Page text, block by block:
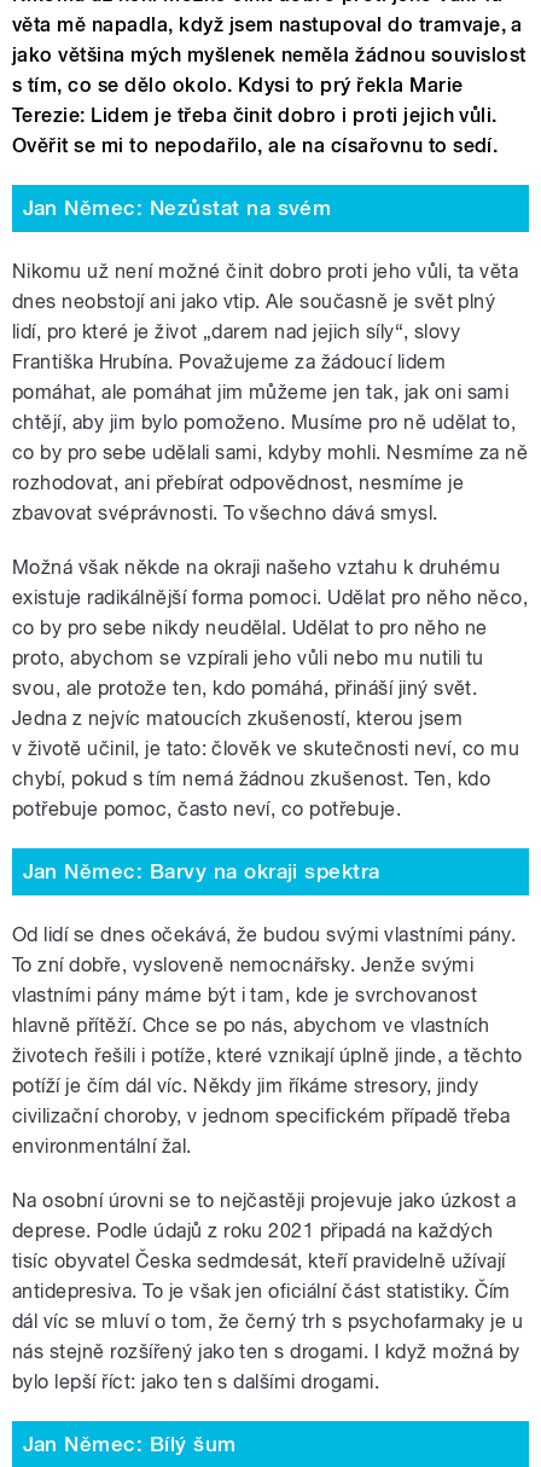
věta mě napadla, když jsem nastupoval do tramvaje, a
jako většina mých myšlenek neměla žádnou souvislost
s tím, co se dělo okolo. Kdysi to prý řekla Marie
Terezie: Lidem je třeba činit dobro i proti jejich vůli.
Ověřit se mi to nepodařilo, ale na císařovnu to sedí.
Jan Němec: Nezůstat na svém
Nikomu už není možné činit dobro proti jeho vůli, ta věta
dnes neobstojí ani jako vtip. Ale současně je svět plný
lidí, pro které je život „darem nad jejich síly“, slovy
Františka Hrubína. Považujeme za žádoucí lidem
pomáhat, ale pomáhat jim můžeme jen tak, jak oni sami
chtějí, aby jim bylo pomoženo. Musíme pro ně udělat to,
co by pro sebe udělali sami, kdyby mohli. Nesmíme za ně
rozhodovat, ani přebírat odpovědnost, nesmíme je
zbavovat svéprávnosti. To všechno dává smysl.
Možná však někde na okraji našeho vztahu k druhému
existuje radikálnější forma pomoci. Udělat pro něho něco,
co by pro sebe nikdy neudělal. Udělat to pro něho ne
proto, abychom se vzpírali jeho vůli nebo mu nutili tu
svou, ale protože ten, kdo pomáhá, přináší jiný svět.
Jedna z nejvíc matoucích zkušeností, kterou jsem
v životě učinil, je tato: člověk ve skutečnosti neví, co mu
chybí, pokud s tím nemá žádnou zkušenost. Ten, kdo
potřebuje pomoc, často neví, co potřebuje.
Jan Němec: Barvy na okraji spektra
Od lidí se dnes očekává, že budou svými vlastními pány.
To zní dobře, vysloveně nemocnářsky. Jenže svými
vlastními pány máme být i tam, kde je svrchovanost
hlavně přítěží. Chce se po nás, abychom ve vlastních
životech řešili i potíže, které vznikají úplně jinde, a těchto
potíží je čím dál víc. Někdy jim říkáme stresory, jindy
civilizační choroby, v jednom specifickém případě třeba
environmentální žal.
Na osobní úrovni se to nejčastěji projevuje jako úzkost a
deprese. Podle údajů z roku 2021 připadá na každých
tisíc obyvatel Česka sedmdesát, kteří pravidelně užívají
antidepresiva. To je však jen oficiální část statistiky. Čím
dál víc se mluví o tom, že černý trh s psychofarmaky je u
nás stejně rozšířený jako ten s drogami. I když možná by
bylo lepší říct: jako ten s dalšími drogami.
Jan Němec: Bílý šum